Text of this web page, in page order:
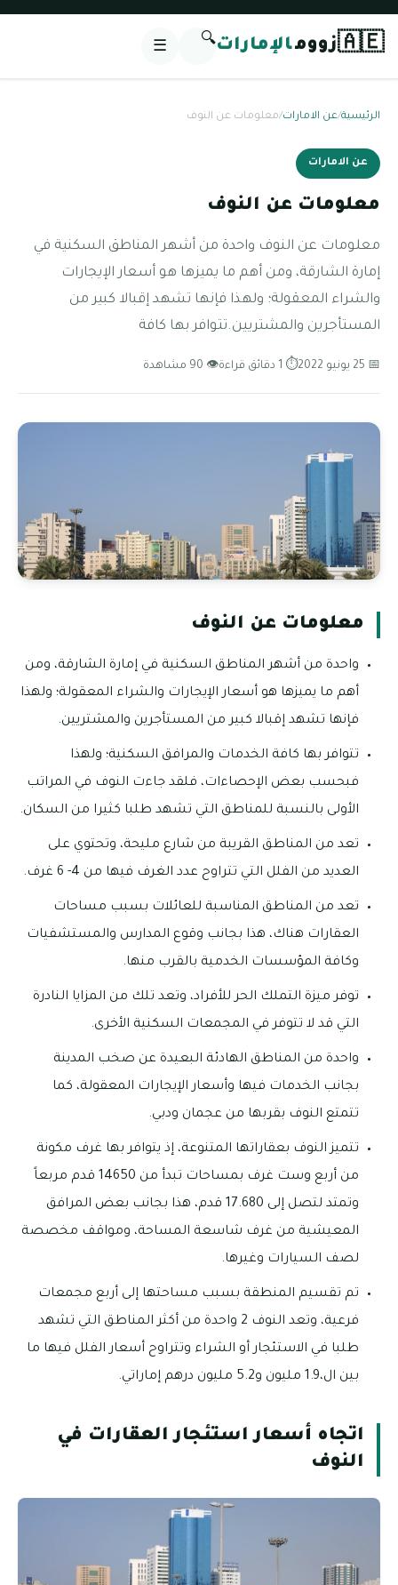
🇦🇪زوومالإمارات🔍
☰
الرئيسية/عن الامارات/معلومات عن النوف
عن الامارات
معلومات عن النوف
معلومات عن النوف واحدة من أشهر المناطق السكنية في
إمارة الشارقة، ومن أهم ما يميزها هو أسعار الإيجارات
والشراء المعقولة؛ ولهذا فإنها تشهد إقبالا كبير من
المستأجرين والمشتريين.تتوافر بها كافة
📅 25 يونيو 2022 ⏱ 1 دقائق قراءة 👁 90 مشاهدة
معلومات عن النوف
واحدة من أشهر المناطق السكنية في إمارة الشارقة، ومن
أهم ما يميزها هو أسعار الإيجارات والشراء المعقولة؛ ولهذا
فإنها تشهد إقبالا كبير من المستأجرين والمشتريين.
تتوافر بها كافة الخدمات والمرافق السكنية؛ ولهذا
فبحسب بعض الإحصاءات، فلقد جاءت النوف في المراتب
الأولى بالنسبة للمناطق التي تشهد طلبا كثيرا من السكان.
تعد من المناطق القريبة من شارع مليحة، وتحتوي على
العديد من الفلل التي تتراوح عدد الغرف فيها من 4- 6 غرف.
تعد من المناطق المناسبة للعائلات بسبب مساحات
العقارات هناك، هذا بجانب وقوع المدارس والمستشفيات
وكافة المؤسسات الخدمية بالقرب منها.
توفر ميزة التملك الحر للأفراد، وتعد تلك من المزايا النادرة
التي قد لا تتوفر في المجمعات السكنية الأخرى.
واحدة من المناطق الهادئة البعيدة عن صخب المدينة
بجانب الخدمات فيها وأسعار الإيجارات المعقولة، كما
تتمتع النوف بقربها من عجمان ودبي.
تتميز النوف بعقاراتها المتنوعة، إذ يتوافر بها غرف مكونة
من أربع وست غرف بمساحات تبدأ من 14650 قدم مربعاً
وتمتد لتصل إلى 17.680 قدم، هذا بجانب بعض المرافق
المعيشية من غرف شاسعة المساحة، ومواقف مخصصة
لصف السيارات وغيرها.
تم تقسيم المنطقة بسبب مساحتها إلى أربع مجمعات
فرعية، وتعد النوف 2 واحدة من أكثر المناطق التي تشهد
طلبا في الاستئجار أو الشراء وتتراوح أسعار الفلل فيها ما
بين ال،1.9 مليون و5.2 مليون درهم إماراتي.
اتجاه أسعار استئجار العقارات في
النوف